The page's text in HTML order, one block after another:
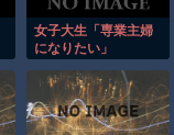
女子大生「専業主婦
になりたい」